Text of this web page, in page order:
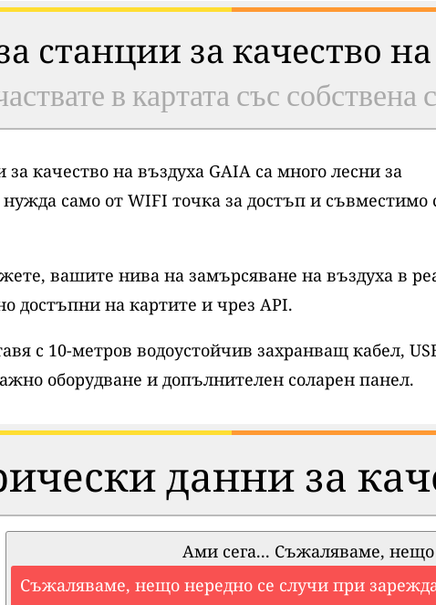
станции за качество
в картата със собствена
качество на въздуха GAIA са много лесни за
само от WIFI точка за достъп и съвместимо
вашите нива на замърсяване на въздуха в
достъпни на картите и чрез API.
с 10-метров водоустойчив захранващ кабел,
оборудване и допълнителен соларен панел.
данни за
Ами сега... Съжаляваме, нещо
Съжаляваме, нещо нередно се случи при